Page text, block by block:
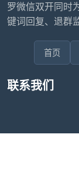
罗微信双开同时
键词回复、退群
首页
联系我们